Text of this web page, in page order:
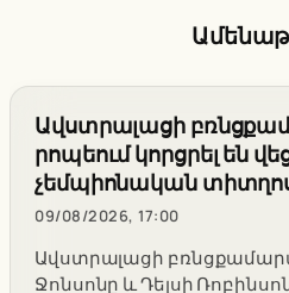
Ավստրալացի
րոպեում կորցրել են
չեմպիոնական
09/08/2026, 17:00
Ավստրալացի
Ջոնսոնը և Դելսի